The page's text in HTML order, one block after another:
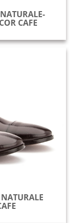
CAFE